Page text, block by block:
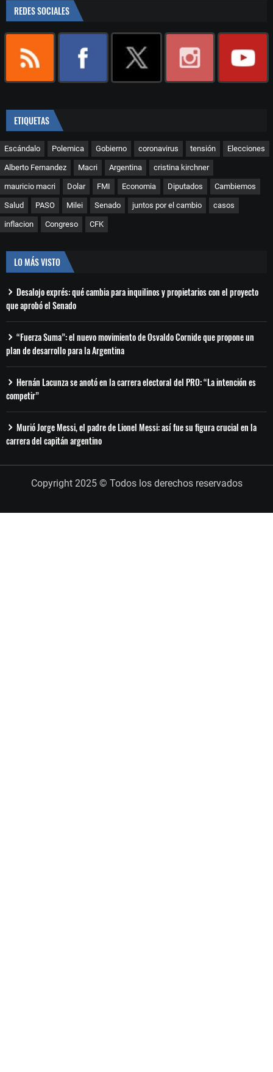
REDES SOCIALES
ETIQUETAS
Escándalo Polemica Gobierno coronavirus tensión Elecciones
Alberto Fernandez Macri Argentina cristina kirchner
mauricio macri Dolar FMI Economia Diputados Cambiemos
Salud PASO Milei Senado juntos por el cambio casos
inflacion Congreso CFK
LO MÁS VISTO
Desalojo exprés: qué cambia para inquilinos y propietarios con el proyecto
que aprobó el Senado
“Fuerza Suma”: el nuevo movimiento de Osvaldo Cornide que propone un
plan de desarrollo para la Argentina
Hernán Lacunza se anotó en la carrera electoral del PRO: “La intención es
competir”
Murió Jorge Messi, el padre de Lionel Messi: así fue su figura crucial en la
carrera del capitán argentino
Copyright 2025 © Todos los derechos reservados